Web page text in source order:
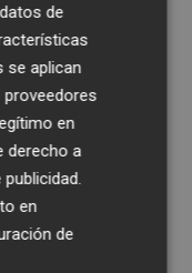
de
se aplican
en
derecho a
en
de